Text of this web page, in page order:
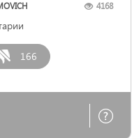
...
4168
166